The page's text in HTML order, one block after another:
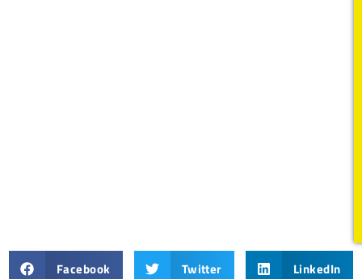
Facebook Twitter LinkedIn